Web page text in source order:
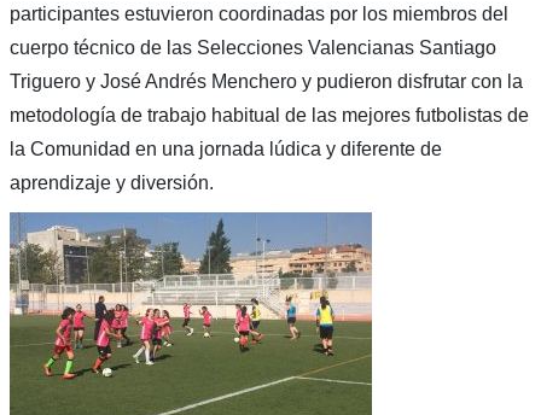
participantes estuvieron coordinadas por los miembros del
cuerpo técnico de las Selecciones Valencianas Santiago
Triguero y José Andrés Menchero y pudieron disfrutar con la
metodología de trabajo habitual de las mejores futbolistas de
la Comunidad en una jornada lúdica y diferente de
aprendizaje y diversión.